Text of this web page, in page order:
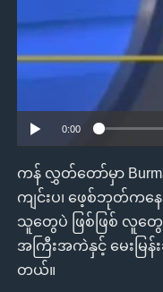
0:00
ကန် လွှတ်တော်မှာ
ကျင်းပ၊ ဖေ့စ်ဘုတ်က
သူတွေပဲ ဖြစ်ဖြစ် လူတွ
အကြီးအကဲနှင့် မေးမြန်
တယ်။